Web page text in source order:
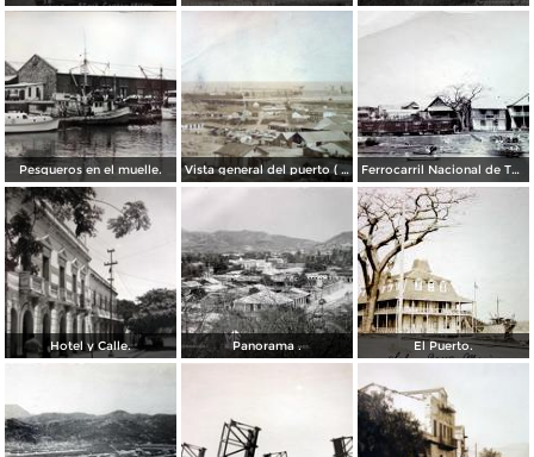
Pesqueros en el muelle. Vista general del puerto ( Circulada el 31 de Abril de 1919 ). Ferrocarril Nacional de Tehuantepec
Hotel y Calle. Panorama . El Puerto.